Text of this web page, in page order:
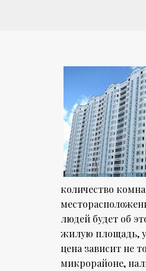
количество
людей будет об
жилую площадь,
цена зависит не
микрорайоне,